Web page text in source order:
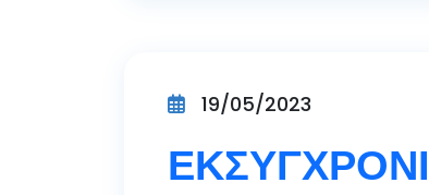
19/05/2023